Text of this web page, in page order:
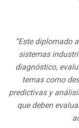
“Este diplomado
sistemas
diagnóstico,
temas como
predictivas y
que deben